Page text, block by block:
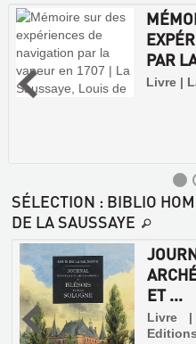
PAR
Livre |
SÉLECTION : BIBLIO
DE LA SAUSSAYE
ET ...
Livre